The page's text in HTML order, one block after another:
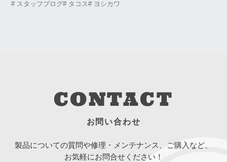
# スタッフブログ# タコス# ヨシカワ
CONTACT
お問い合わせ
製品についての質問や修理・メンテナンス、ご購入など、
お気軽にお問合せください！